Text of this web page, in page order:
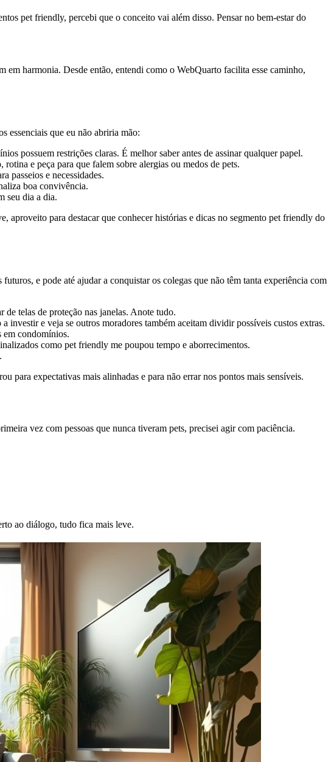
pet friendly, percebi que o conceito vai além disso. Pensar no bem-estar do
em harmonia. Desde então, entendi como o WebQuarto facilita esse caminho,
essenciais que eu não abriria mão:
possuem restrições claras. É melhor saber antes de assinar qualquer papel.
e peça para que falem sobre alergias ou medos de pets.
passeios e necessidades.
boa convivência.
seu dia a dia.
aproveito para destacar que conhecer histórias e dicas no segmento pet friendly do
e pode até ajudar a conquistar os colegas que não têm tanta experiência com
de telas de proteção nas janelas. Anote tudo.
e veja se outros moradores também aceitam dividir possíveis custos extras.
em condomínios.
como pet friendly me poupou tempo e aborrecimentos.
para expectativas mais alinhadas e para não errar nos pontos mais sensíveis.
vez com pessoas que nunca tiveram pets, precisei agir com paciência.
ao diálogo, tudo fica mais leve.